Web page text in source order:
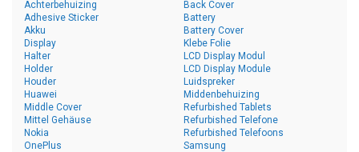
Achterbehuizing
Adhesive Sticker
Akku
Back Cover
Battery
Battery Cover
Display
Halter
Holder
Houder
Huawei
Klebe Folie
LCD Display Modul
LCD Display Module
Luidspreker
Middenbehuizing
Middle Cover
Mittel Gehäuse
Nokia
OnePlus
Refurbished Tablets
Refurbished Telefone
Refurbished Telefoons
Samsung